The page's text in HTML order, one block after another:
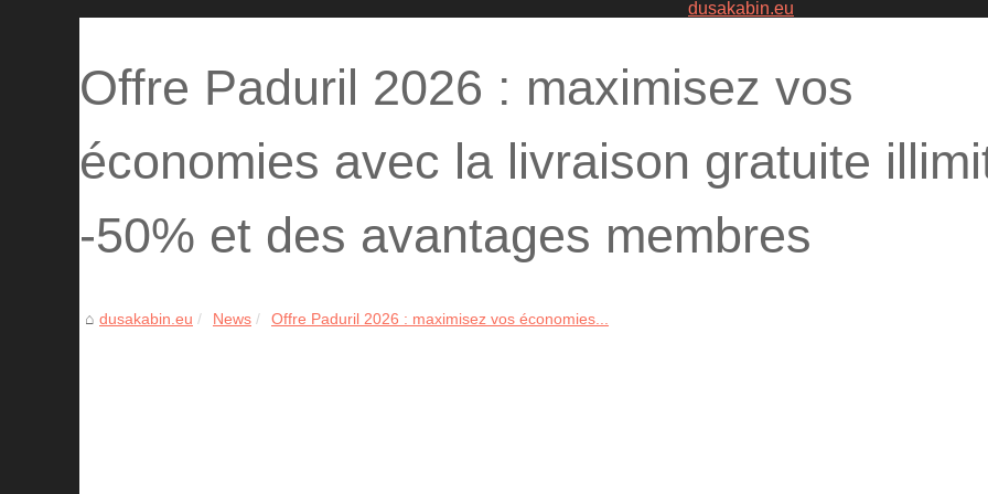
Offre Paduril 2026 : maximisez vos
économies avec la livraison gratuite
-50% et des avantages membres
dusakabin.eu News Offre Paduril 2026 : maximisez vos économies...
dusakabin.eu